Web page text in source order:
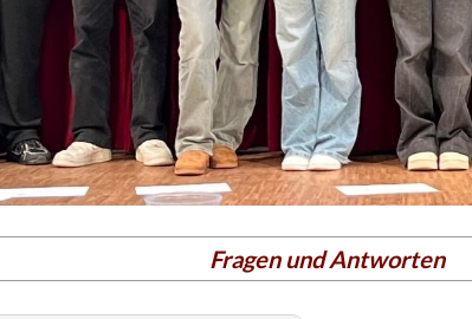
Fragen und Antworten